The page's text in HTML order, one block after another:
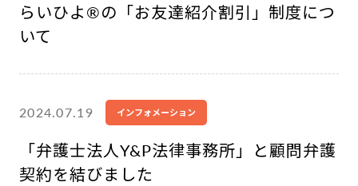
らいひよ®︎の「お友達紹介割引」制度につ
いて
2024.07.19 インフォメーション
「弁護士法人Y&P法律事務所」と顧問弁護
契約を結びました